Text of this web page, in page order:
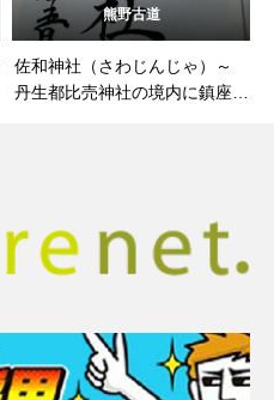
熊野古道
佐和神社（さわじんじゃ）～
丹生都比売神社の境内に鎮座す